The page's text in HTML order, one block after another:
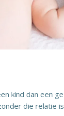
kind dan een
die relatie